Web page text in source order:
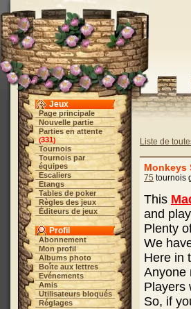
Jeux
Page principale
Nouvelle partie
Parties en attente
(331)
Tournois
Tournois par
équipes
Escaliers
Etangs
Tables de poker
Règles des jeux
Éditeurs de jeux
Profil
Abonnement
Mon profil
Albums photo
Boîte aux lettres
Evénements
Amis
Utilisateurs bloqués
Réglages
Liste de
Monkeys
75 tournois
This
and
Plenty
We
Here in
Anyone
Players
So, if